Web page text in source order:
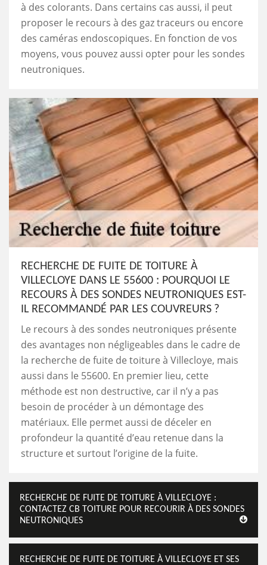
à des colorants. Dans certains cas aussi, il peut
proposer le recours à des gaz traceurs ou encore
des caméras endoscopiques. En fonction de vos
moyens, vous pouvez aussi opter pour les sondes
neutroniques.
RECHERCHE DE FUITE DE TOITURE À
VILLECLOYE DANS LE 55600 : POURQUOI LE
RECOURS À DES SONDES NEUTRONIQUES EST-
IL RECOMMANDÉ PAR LES COUVREURS ?
Le recours à des sondes neutroniques présente
des avantages non négligeables dans le cadre de
la recherche de fuite de toiture à Villecloye, mais
aussi dans le 55600. En premier lieu, cette
méthode est non destructive, car il n’y a pas
besoin de procéder à un démontage des
matériaux. Elle permet aussi de déceler en
profondeur la quantité d’eau retenue dans la
structure et surtout l’origine de la fuite.
RECHERCHE DE FUITE DE TOITURE À VILLECLOYE :
CONTACTEZ CB TOITURE POUR RECOURIR À DES SONDES
NEUTRONIQUES
RECHERCHE DE FUITE DE TOITURE À VILLECLOYE ET SES